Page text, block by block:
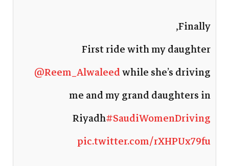
Finally,
First ride with my daughter
@Reem_Alwaleedwhile she’s driving
me and my grand daughters in
Riyadh#SaudiWomenDriving
pic.twitter.com/rXHPUx79fu